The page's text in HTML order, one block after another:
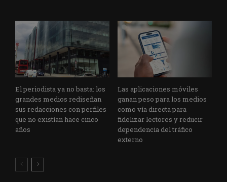
El periodista ya no basta: los
grandes medios rediseñan
sus redacciones con perfiles
que no existían hace cinco
años
Las aplicaciones móviles
ganan peso para los medios
como vía directa para
fidelizar lectores y reducir
dependencia del tráfico
externo